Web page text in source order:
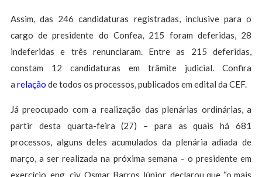
Assim, das 246 candidaturas registradas, inclusive para o
cargo de presidente do Confea, 215 foram deferidas, 28
indeferidas e três renunciaram. Entre as 215 deferidas,
constam 12 candidaturas em trâmite judicial. Confira
a relação de todos os processos, publicados em edital da CEF.
Já preocupado com a realização das plenárias ordinárias, a
partir desta quarta-feira (27) – para as quais há 681
processos, alguns deles acumulados da plenária adiada de
março, a ser realizada na próxima semana – o presidente em
exercício, eng. civ. Osmar Barros Júnior, declarou que “o mais